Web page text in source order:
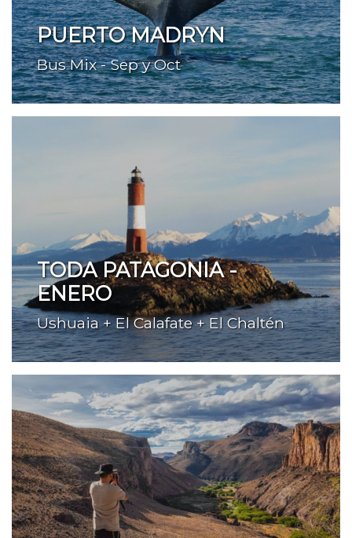
PUERTO MADRYN
Bus Mix - Sep y Oct
TODA PATAGONIA -
ENERO
Ushuaia + El Calafate + El Chaltén